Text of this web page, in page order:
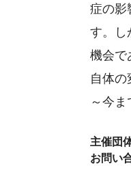
症の影
す。し
機会で
自体
～今
主催団
お問い